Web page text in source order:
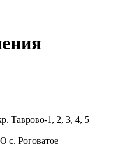
1, 2, 3, 4, 5
Роговатое